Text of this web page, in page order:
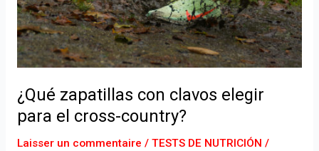
¿Qué zapatillas con clavos elegir
para el cross-country?
Laisser un commentaire / TESTS DE NUTRICIÓN /
cross-
country?